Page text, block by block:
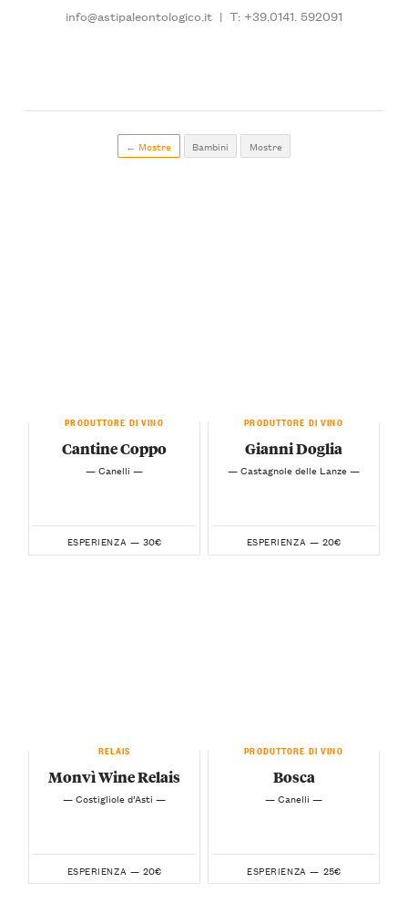
info@astipaleontologico.it | T: +39.0141. 592091
← Mostre Bambini Mostre
PRODUTTORE DI VINO
Cantine Coppo
— Canelli —
ESPERIENZA — 30€
PRODUTTORE DI VINO
Gianni Doglia
— Castagnole delle Lanze —
ESPERIENZA — 20€
RELAIS
Monvì Wine Relais
— Costigliole d’Asti —
ESPERIENZA — 20€
PRODUTTORE DI VINO
Bosca
— Canelli —
ESPERIENZA — 25€